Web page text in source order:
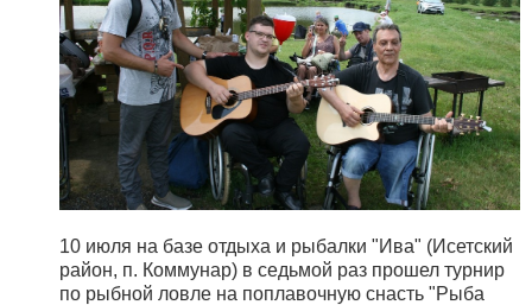
10 июля на базе отдыха и рыбалки "Ива" (Исетский
район, п. Коммунар) в седьмой раз прошел турнир
по рыбной ловле на поплавочную снасть "Рыба